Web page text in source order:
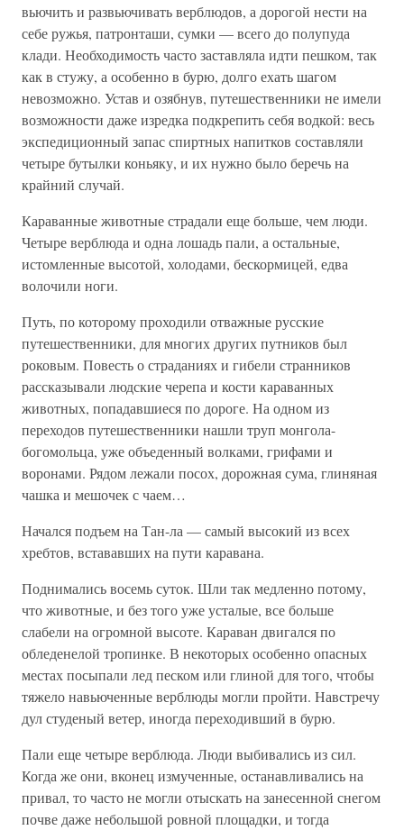
вьючить и развьючивать верблюдов, а дорогой нести на
себе ружья, патронташи, сумки — всего до полупуда
клади. Необходимость часто заставляла идти пешком, так
как в стужу, а особенно в бурю, долго ехать шагом
невозможно. Устав и озябнув, путешественники не имели
возможности даже изредка подкрепить себя водкой: весь
экспедиционный запас спиртных напитков составляли
четыре бутылки коньяку, и их нужно было беречь на
крайний случай.
Караванные животные страдали еще больше, чем люди.
Четыре верблюда и одна лошадь пали, а остальные,
истомленные высотой, холодами, бескормицей, едва
волочили ноги.
Путь, по которому проходили отважные русские
путешественники, для многих других путников был
роковым. Повесть о страданиях и гибели странников
рассказывали людские черепа и кости караванных
животных, попадавшиеся по дороге. На одном из
переходов путешественники нашли труп монгола-
богомольца, уже объеденный волками, грифами и
воронами. Рядом лежали посох, дорожная сума, глиняная
чашка и мешочек с чаем…
Начался подъем на Тан-ла — самый высокий из всех
хребтов, встававших на пути каравана.
Поднимались восемь суток. Шли так медленно потому,
что животные, и без того уже усталые, все больше
слабели на огромной высоте. Караван двигался по
обледенелой тропинке. В некоторых особенно опасных
местах посыпали лед песком или глиной для того, чтобы
тяжело навьюченные верблюды могли пройти. Навстречу
дул студеный ветер, иногда переходивший в бурю.
Пали еще четыре верблюда. Люди выбивались из сил.
Когда же они, вконец измученные, останавливались на
привал, то часто не могли отыскать на занесенной снегом
почве даже небольшой ровной площадки, и тогда